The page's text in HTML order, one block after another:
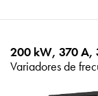
200 kW, 370 A,
Variadores de